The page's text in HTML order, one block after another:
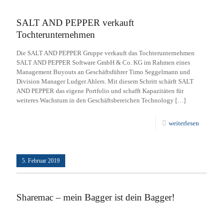
SALT AND PEPPER verkauft
Tochterunternehmen
Die SALT AND PEPPER Gruppe verkauft das Tochterunternehmen
SALT AND PEPPER Software GmbH & Co. KG im Rahmen eines
Management Buyouts an Geschäftsführer Timo Seggelmann und
Division Manager Ludger Ahlers. Mit diesem Schritt schärft SALT
AND PEPPER das eigene Portfolio und schafft Kapazitäten für
weiteres Wachstum in den Geschäftsbereichen Technology […]
weiterlesen
5. Februar 2019
Sharemac – mein Bagger ist dein Bagger!